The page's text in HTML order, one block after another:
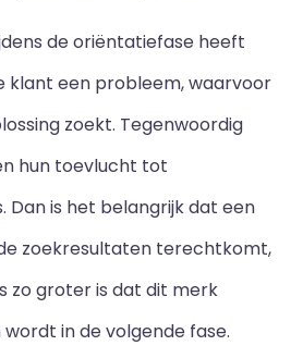
de oriëntatiefase heeft
klant een probleem, waarvoor
zoekt. Tegenwoordig
hun toevlucht tot
Dan is het belangrijk dat een
zoekresultaten terechtkomt,
zo groter is dat dit merk
in de volgende fase.